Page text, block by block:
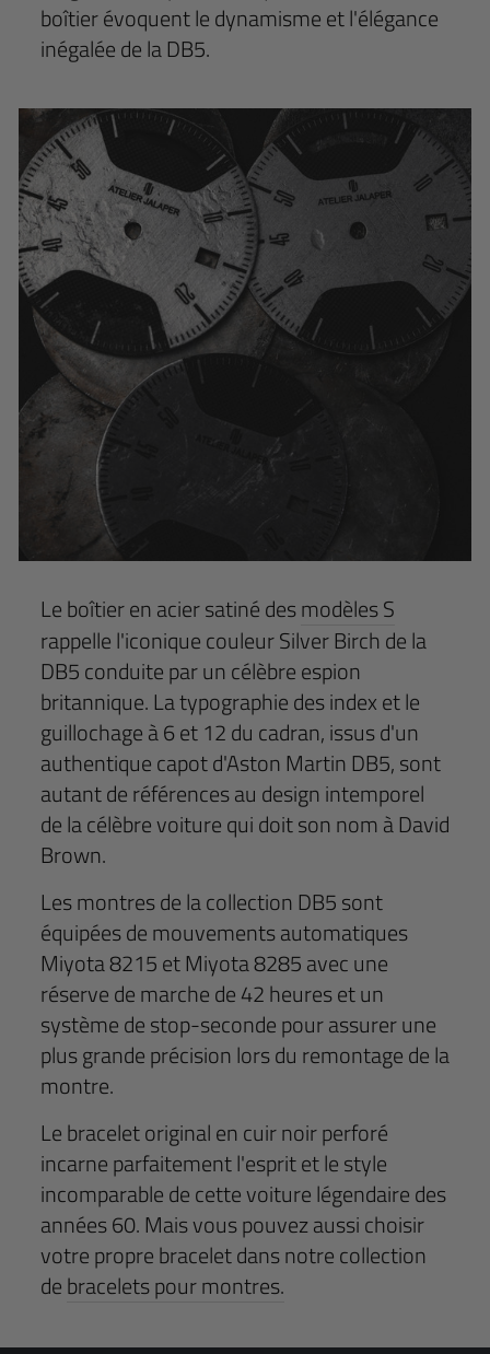
boîtier évoquent le dynamisme et l'élégance
inégalée de la DB5.
Le boîtier en acier satiné desmodèles S
rappelle l'iconique couleur Silver Birch de la
DB5 conduite par un célèbre espion
britannique. La typographie des index et le
guillochage à 6 et 12 du cadran, issus d'un
authentique capot d'Aston Martin DB5, sont
autant de références au design intemporel
de la célèbre voiture qui doit son nom à David
Brown.
Les montres de la collection DB5 sont
équipées de mouvements automatiques
Miyota 8215 et Miyota 8285 avec une
réserve de marche de 42 heures et un
système de stop-seconde pour assurer une
plus grande précision lors du remontage de la
montre.
Le bracelet original en cuir noir perforé
incarne parfaitement l'esprit et le style
incomparable de cette voiture légendaire des
années 60. Mais vous pouvez aussi choisir
votre propre bracelet dans notre collection
debracelets pour montres.